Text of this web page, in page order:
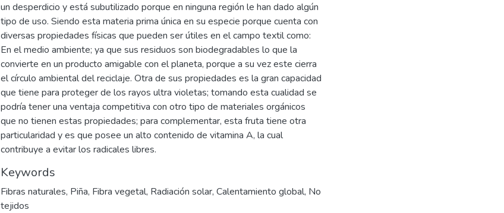
un desperdicio y está subutilizado porque en ninguna región le han dado algún
tipo de uso. Siendo esta materia prima única en su especie porque cuenta con
diversas propiedades físicas que pueden ser útiles en el campo textil como:
En el medio ambiente; ya que sus residuos son biodegradables lo que la
convierte en un producto amigable con el planeta, porque a su vez este cierra
el círculo ambiental del reciclaje. Otra de sus propiedades es la gran capacidad
que tiene para proteger de los rayos ultra violetas; tomando esta cualidad se
podría tener una ventaja competitiva con otro tipo de materiales orgánicos
que no tienen estas propiedades; para complementar, esta fruta tiene otra
particularidad y es que posee un alto contenido de vitamina A, la cual
contribuye a evitar los radicales libres.
Keywords
Fibras naturales, Piña, Fibra vegetal, Radiación solar, Calentamiento global, No
tejidos